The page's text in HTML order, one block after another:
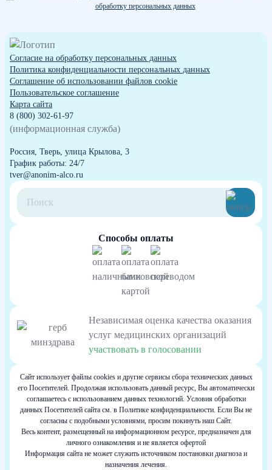
обработку персональных данных
Согласие на обработку персональных данных
Политика конфиденциальности персональных данных
Cоглашение об использовании файлов cookie
Пользовательское соглашение
Карта сайта
8 (800) 302-61-97
(информационная служба)
Россия, Тверь, улица Крылова, 3
График работы: 24/7
tver@anonim-alco.ru
Способы оплаты
Независимая оценка качества оказания
услуг медицинских организаций
участвовать в голосовании
Сайт использует файлы cookies и другие сервисы сбора технических данных
его Посетителей. Продолжая использовать данный ресурс, Вы автоматически
соглашаетесь с использованием данных технологий. Условия обработки
данных Посетителей сайта см. в Политике конфиденциальности. Если Вы не
согласны с подобными условиями, просим покинуть наш Сайт.
Весь контент, размещенный на информационном ресурсе, предназначен для
личного ознакомления и не является офертой
Информация сайта не может служить источником постановки диагноза и
назначения лечения.